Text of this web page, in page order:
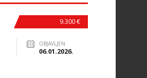
9.300 €
OBJAVLJEN
06.01.2026.